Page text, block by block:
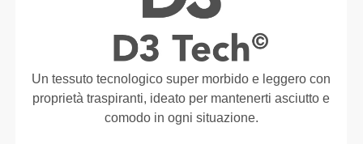
Un tessuto tecnologico super morbido e leggero con
proprietà traspiranti, ideato per mantenerti asciutto e
comodo in ogni situazione.